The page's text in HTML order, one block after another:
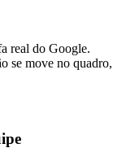
real do Google.
se move no quadro,